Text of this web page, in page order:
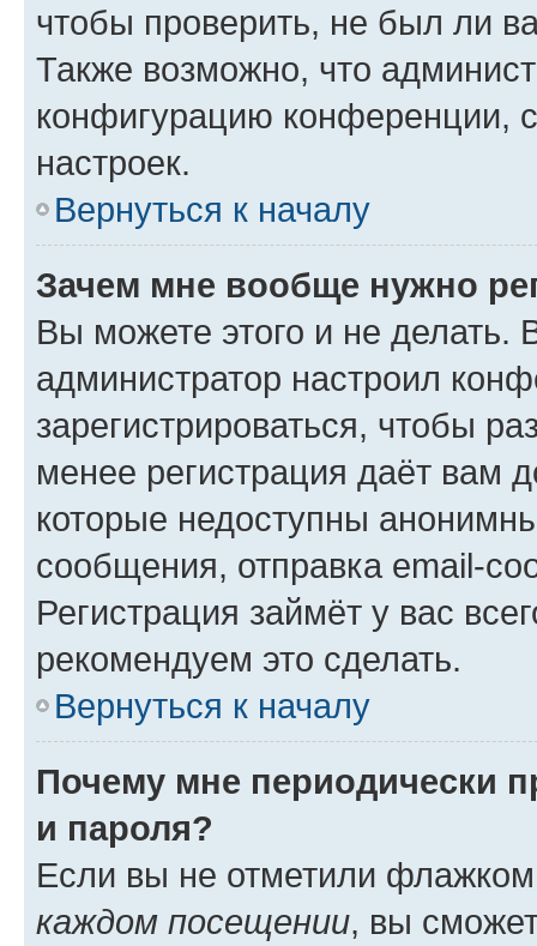
чтобы проверить, не был ли
Также возможно, что
конфигурацию конференции,
настроек.
Вернуться к началу
Зачем мне вообще нужно
Вы можете этого и не делать.
администратор настроил
зарегистрироваться, чтобы
менее регистрация даёт вам
которые недоступны
сообщения, отправка email-
Регистрация займёт у вас
рекомендуем это сделать.
Вернуться к началу
Почему мне периодически
и пароля?
Если вы не отметили
каждом посещении, вы